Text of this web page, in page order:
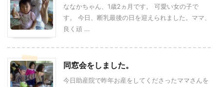
ななかちゃん、1歳2ヵ月です。 可愛い女の子で
す。 今日、断乳最後の日を迎えられました。ママ、
良く頑 ...
同窓会をしました。
今日助産院で昨年お産をしてくださったママさんを